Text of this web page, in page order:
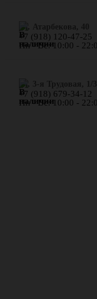
​ул. Атарбекова, 40
+7 (918) 120-47-25
Пн - Вс: 10:00 -
ул. 3-я Трудовая, 1/3
+7 (918) 679-34-12
Пн - Вс: 10:00 -